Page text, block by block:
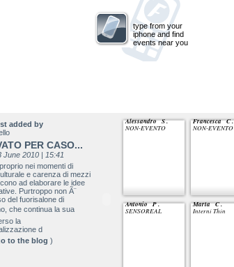
type from your
iphone and find
events near you
added by
PER CASO...
June 2010 | 15:41
nei momenti di
e carenza di mezzi
ad elaborare le idee
Purtroppo non Ã¨
del fuorisalone di
che continua la sua
la
d
to the blog )
Alessandro S .
NON-EVENTO
Francesca C .
NON-EVENTO
Antonio P .
SENSOREAL
Marta C .
Interni Thin